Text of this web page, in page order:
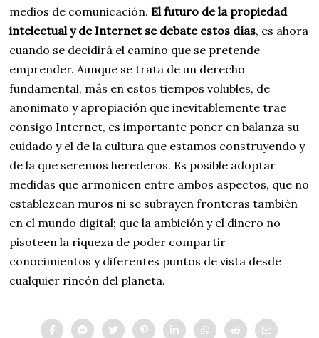
medios de comunicación. El futuro de la propiedad
intelectual y de Internet se debate estos días, es ahora
cuando se decidirá el camino que se pretende
emprender. Aunque se trata de un derecho
fundamental, más en estos tiempos volubles, de
anonimato y apropiación que inevitablemente trae
consigo Internet, es importante poner en balanza su
cuidado y el de la cultura que estamos construyendo y
de la que seremos herederos. Es posible adoptar
medidas que armonicen entre ambos aspectos, que no
establezcan muros ni se subrayen fronteras también
en el mundo digital; que la ambición y el dinero no
pisoteen la riqueza de poder compartir
conocimientos y diferentes puntos de vista desde
cualquier rincón del planeta.